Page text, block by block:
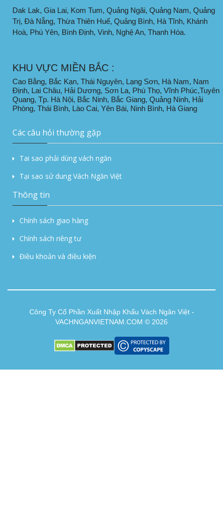
Dak Lak, Gia Lai, Kom Tum, Quảng Ngãi, Quảng Nam, Quảng
Trị, Đà Nẵng, Thừa Thiên Huế, Quảng Bình, Hà Tĩnh, Khánh
Hoà, Phú Yên, Bình Định, Vinh, Nghệ An, Thanh Hóa.
KHU VỰC MIỀN BẮC :
Cao Bằng, Bắc Kạn, Thái Nguyên, Lạng Sơn, Hà Nam, Nam
Định, Lai Châu, Hải Dương, Sơn La, Phú Thọ, Vĩnh Phúc,Tuyên
Quang, Tp. Hà Nội, Bắc Ninh, Bắc Giang, Quảng Ninh, Hải
Phòng, Thái Bình, Lào Cai, Yên Bái, Ninh Bình, Hà Giang
Các câu hỏi thường gặp
Tai sao phải dùng vách ngăn
Tại sao sử dung Vách Ngăn Việt
Thông tin
Chính sách giao hàng
Chính sách riêng tư
Điều khoản và điều kiện
Công Ty Cổ Phần Xuất Nhập Khẩu Vách Ngăn Việt -
VACHNGANVIETNAM.COM © 2026